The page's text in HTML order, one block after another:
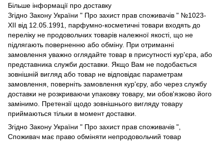
Більше інформації про доставку
Згідно Закону України " Про захист прав споживачів " №1023-
XII від 12.05.1991, парфумно-косметичні товари входять до
переліку не продовольчих товарів належної якості, що не
підлягають поверненню або обміну. При отриманні
замовлення уважно оглядайте товар в присутності кур'єра, або
представника служби доставки. Якщо Вам не подобається
зовнішній вигляд або товар не відповідає параметрам
замовлення, поверніть замовлення кур'єру, або через службу
доставки не розкриваючи упаковку товару, ми обов'язково його
замінимо. Претензії щодо зовнішнього вигляду товару
приймаються тільки в момент доставки.
Згідно Закону України " Про захист прав споживачів ",
Споживач має право обміняти непродовольчий товар